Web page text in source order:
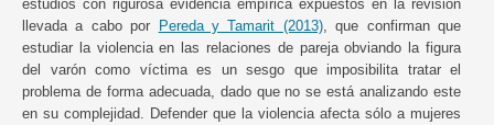
estudios con rigurosa evidencia empírica expuestos en la revisión
llevada a cabo por Pereda y Tamarit (2013), que confirman que
estudiar la violencia en las relaciones de pareja obviando la figura
del varón como víctima es un sesgo que imposibilita tratar el
problema de forma adecuada, dado que no se está analizando este
en su complejidad. Defender que la violencia afecta sólo a mujeres